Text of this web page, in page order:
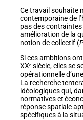
Ce travail souhaite
contemporaine de
pas des contraintes
amélioration de la
notion de collectif (
Si ces ambitions
XXᵉ siècle, elles se
opérationnelle
La recherche
idéologiques qui,
normatives et
réponse spatiale
spécifiques à la